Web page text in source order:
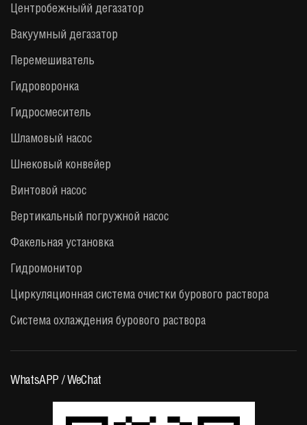
Центробежныйй дегазатор
Вакуумный дегазатор
Перемешиватель
Гидроворонка
Гидросмеситель
Шламовый насос
Шнековый конвейер
Винтовой насос
Вертикальный погружной насос
Факельная установка
Гидромонитор
Циркуляционная система очистки бурового раствора
Система охлаждения бурового раствора
WhatsAPP / WeChat